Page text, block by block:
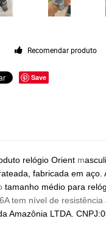
Recomendar produto
Save
relógio Orient m
fabricada em
tamanho médio para
tem nível de
Amazônia LTDA.